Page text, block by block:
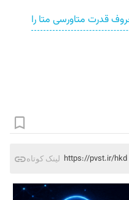
قدرت متاورسی متا را
لینک کوتاه https://pvst.ir/hkd